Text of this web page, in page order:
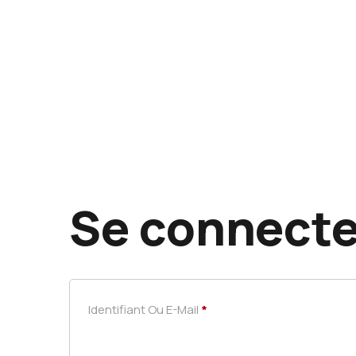
Se
Identifiant Ou E-Mail *